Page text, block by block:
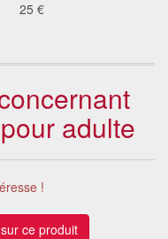
25 €
adulte
!
ce produit